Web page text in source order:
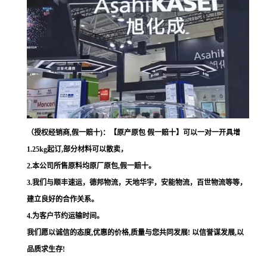
（授权经销商,假一赔十)：【原产原包 假一赔十】可以一对一开具增
1.25kg起订,部分材料可以散卖，
2.本公司所售原料均原厂原包,假一赔十。
3.我们与顺丰速运，德邦物流，天地华宇，安能物流，百世物流等等，
建立良好的合作关系。
4.为客户节约运输时间。
我们愿以诚信的态度,优惠的价格,质量与您共同发展! 以信誉谋发展,以
品质求生存!